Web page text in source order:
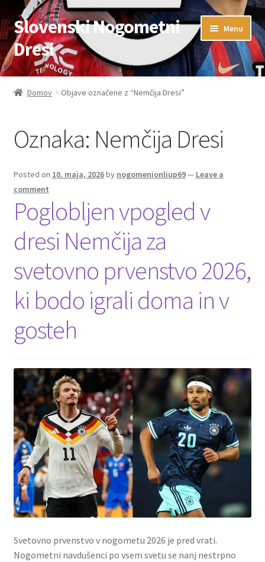
Skip
to
navigation
Skip
to
content
Slovenski Nogometni
Dresi
Menu
Domov
FAQs
Kontaktiraj nas
Košarica
Moj račun
Trgovina
Zaključek nakupa
Domov Objave označene z “Nemčija Dresi”
Oznaka: Nemčija Dresi
Posted on 10. maja, 2026by nogomenionliup69— Leave a
comment
Poglobljen vpogled v
dresi Nemčija za
svetovno prvenstvo 2026,
ki bodo igrali doma in v
gosteh
Svetovno prvenstvo v nogometu 2026 je pred vrati.
Nogometni navdušenci po vsem svetu se nanj nestrpno